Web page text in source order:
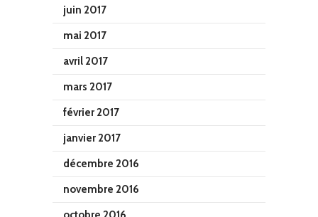
juin 2017
mai 2017
avril 2017
mars 2017
février 2017
janvier 2017
décembre 2016
novembre 2016